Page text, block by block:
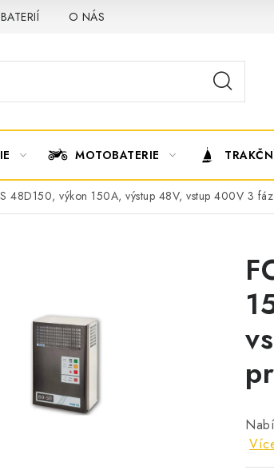
O NÁS
MOTOBATERIE
48D150, výkon 150A, výstup 48V, vstup 400V 3